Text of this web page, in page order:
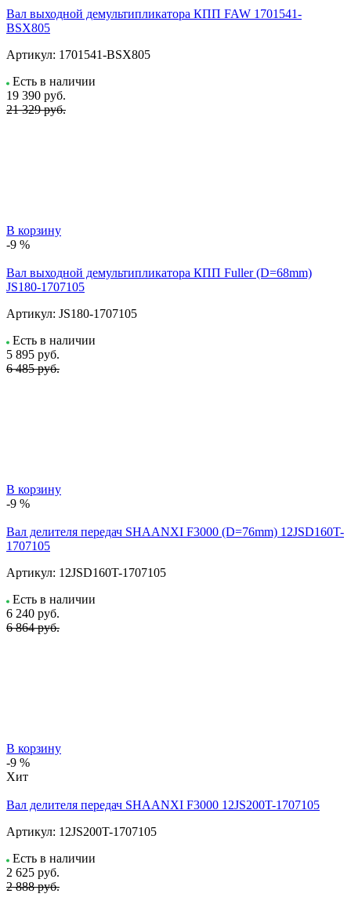
Вал выходной демультипликатора КПП FAW 1701541-
BSX805
Артикул: 1701541-BSX805
Есть в наличии
19 390 руб.
21 329 руб.
В корзину
-9 %
Вал выходной демультипликатора КПП Fuller (D=68mm)
JS180-1707105
Артикул: JS180-1707105
Есть в наличии
5 895 руб.
6 485 руб.
В корзину
-9 %
Вал делителя передач SHAANXI F3000 (D=76mm) 12JSD160T-
1707105
Артикул: 12JSD160T-1707105
Есть в наличии
6 240 руб.
6 864 руб.
В корзину
-9 %
Хит
Вал делителя передач SHAANXI F3000 12JS200T-1707105
Артикул: 12JS200T-1707105
Есть в наличии
2 625 руб.
2 888 руб.